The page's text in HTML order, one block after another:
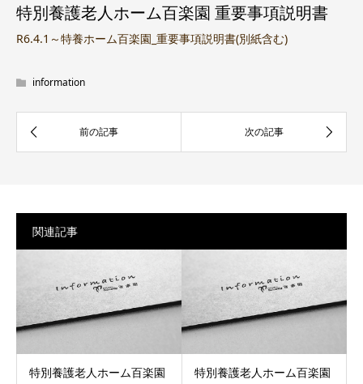
特別養護老人ホーム百楽園 重要事項説明書
R6.4.1～特養ホーム百楽園_重要事項説明書(別紙含む)
information
関連記事
特別養護老人ホーム百楽園
特別養護老人ホーム百楽園